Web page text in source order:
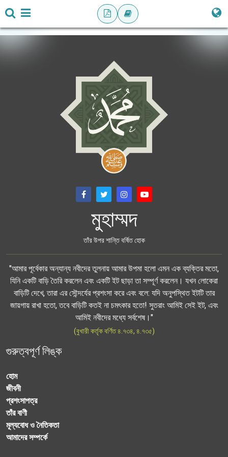
মুহাম্মদ
তাঁর উপর শান্তি বর্ষিত হোক
"আমার পূর্বেকার অন্যান্য নবীদের তুলনায় আমার উপমা হলো এমন এক ব্যক্তির মতো,
যিনি একটি বাড়ি তৈরি করলেন এবং একটি ইট ছাড়া তা সম্পূর্ণ করলেন। যখন লোকেরা
বাড়িটি দেখে, তারা এর সৌন্দর্যের প্রশংসা করে এবং বলে: যদি অনুপস্থিত ইটটি তার
জায়গায় রাখা হতো, তবে বাড়িটি কতই না চমৎকার হতো! সুতরাং আমিই সেই ইট, এবং
আমিই নবীদের মধ্যে সর্বশেষ।"
(বুখারী কর্তৃক বর্ণিত ৪.৭৩৪, ৪.৭৩৫)
গুরুত্বপূর্ণ লিঙ্ক
হোম
জীবনী
প্রশংসাপত্র
তাঁর বাণী
মূল্যবোধ ও নৈতিকতা
আমাদের সম্পর্কে